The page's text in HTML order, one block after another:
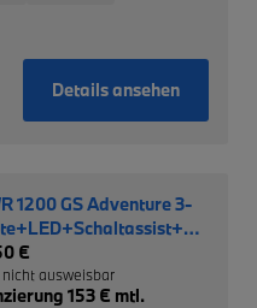
Details ansehen
1200 GS Adventure 3-
€
nicht ausweisbar
153 € mtl.